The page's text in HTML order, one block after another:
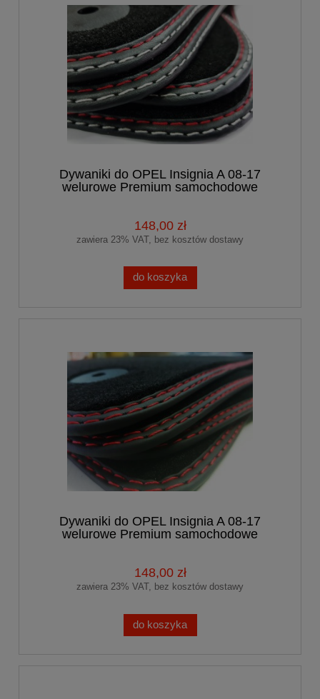
Dywaniki do OPEL Insignia A 08-17
welurowe Premium samochodowe
148,00 zł
zawiera 23% VAT, bez kosztów dostawy
do koszyka
Dywaniki do OPEL Insignia A 08-17
welurowe Premium samochodowe
148,00 zł
zawiera 23% VAT, bez kosztów dostawy
do koszyka